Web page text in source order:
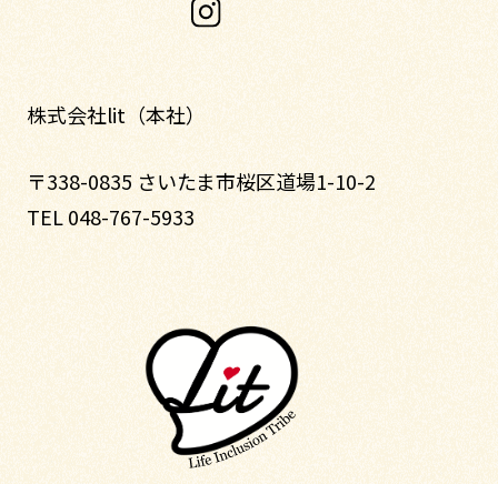
株式会社lit（本社）
〒338-0835 さいたま市桜区道場1-10-2
TEL 048-767-5933